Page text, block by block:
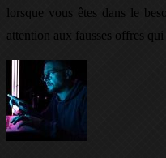
lorsque vous êtes dans le
attention aux fausses offres